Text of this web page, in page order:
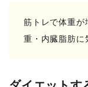
筋トレで体重が
重・内臓脂肪に